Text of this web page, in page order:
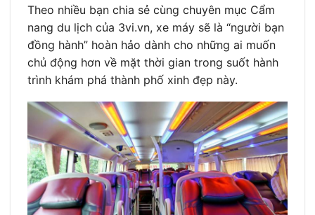
Theo nhiều bạn chia sẻ cùng chuyên mục Cẩm
nang du lịch của 3vi.vn, xe máy sẽ là “người bạn
đồng hành” hoàn hảo dành cho những ai muốn
chủ động hơn về mặt thời gian trong suốt hành
trình khám phá thành phố xinh đẹp này.